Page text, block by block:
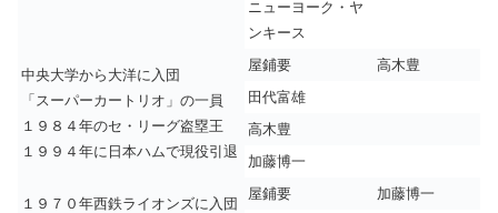
ニューヨーク・ヤ
ンキース
中央大学から大洋に入団
「スーパーカートリオ」の一員
１９８４年のセ・リーグ盗塁王
１９９４年に日本ハムで現役引退
屋鋪要
高木豊
田代富雄
高木豊
加藤博一
１９７０年西鉄ライオンズに入団
屋鋪要
加藤博一